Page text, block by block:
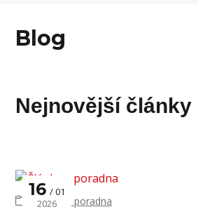
Blog
Nejnovější články
16
01
2026
Články a poradna